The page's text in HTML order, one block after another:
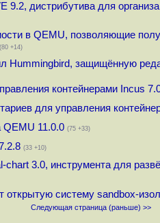
9.2, дистрибутива для
в QEMU, позволяющие
(80 +14)
Hummingbird, защищённую
контейнерами Incus
для управления
QEMU 11.0.0 (75 +33)
(33 +10)
chart 3.0, инструмента для
открытую систему sandbox-
Следующая страница (раньше) >>